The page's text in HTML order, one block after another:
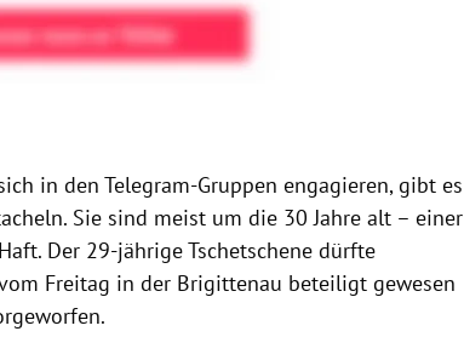
in den Telegram-Gruppen engagieren, gibt es
Sie sind meist um die 30 Jahre alt – einer
Der 29-jährige Tschetschene dürfte
Freitag in der Brigittenau beteiligt gewesen